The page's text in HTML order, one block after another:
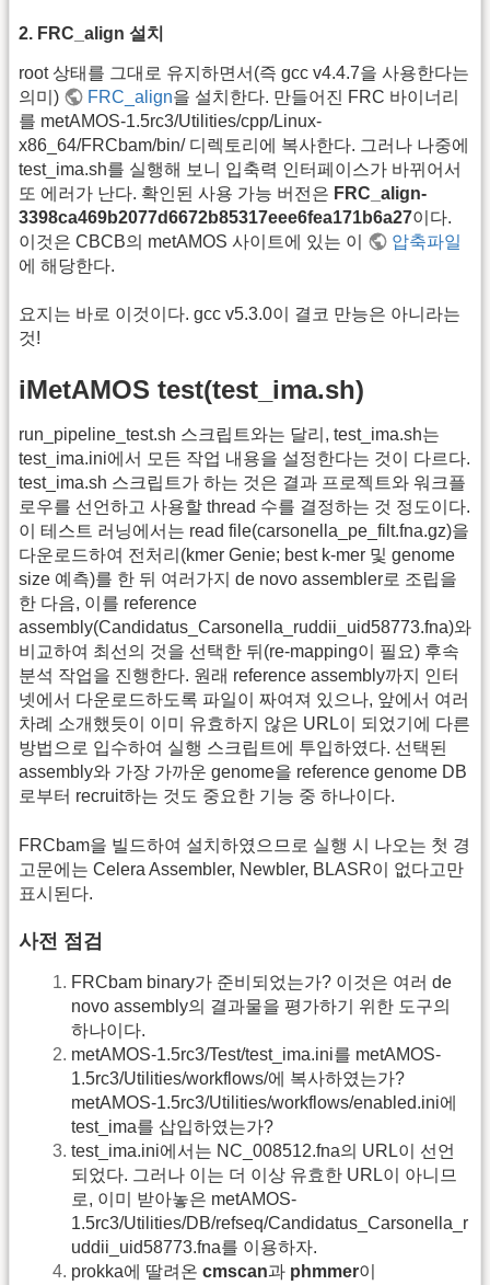
2. FRC_align 설치
root 상태를 그대로 유지하면서(즉 gcc v4.4.7을 사용한다는
의미)
FRC_align을 설치한다. 만들어진 FRC 바이너리
를 metAMOS-1.5rc3/Utilities/cpp/Linux-
x86_64/FRCbam/bin/ 디렉토리에 복사한다. 그러나 나중에
test_ima.sh를 실행해 보니 입축력 인터페이스가 바뀌어서
또 에러가 난다. 확인된 사용 가능 버전은 FRC_align-
3398ca469b2077d6672b85317eee6fea171b6a27이다.
이것은 CBCB의 metAMOS 사이트에 있는 이
압축파일
에 해당한다.
요지는 바로 이것이다. gcc v5.3.0이 결코 만능은 아니라는
것!
iMetAMOS test(test_ima.sh)
run_pipeline_test.sh 스크립트와는 달리, test_ima.sh는
test_ima.ini에서 모든 작업 내용을 설정한다는 것이 다르다.
test_ima.sh 스크립트가 하는 것은 결과 프로젝트와 워크플
로우를 선언하고 사용할 thread 수를 결정하는 것 정도이다.
이 테스트 러닝에서는 read file(carsonella_pe_filt.fna.gz)을
다운로드하여 전처리(kmer Genie; best k-mer 및 genome
size 예측)를 한 뒤 여러가지 de novo assembler로 조립을
한 다음, 이를 reference
assembly(Candidatus_Carsonella_ruddii_uid58773.fna)와
비교하여 최선의 것을 선택한 뒤(re-mapping이 필요) 후속
분석 작업을 진행한다. 원래 reference assembly까지 인터
넷에서 다운로드하도록 파일이 짜여져 있으나, 앞에서 여러
차례 소개했듯이 이미 유효하지 않은 URL이 되었기에 다른
방법으로 입수하여 실행 스크립트에 투입하였다. 선택된
assembly와 가장 가까운 genome을 reference genome DB
로부터 recruit하는 것도 중요한 기능 중 하나이다.
FRCbam을 빌드하여 설치하였으므로 실행 시 나오는 첫 경
고문에는 Celera Assembler, Newbler, BLASR이 없다고만
표시된다.
사전 점검
FRCbam binary가 준비되었는가? 이것은 여러 de
novo assembly의 결과물을 평가하기 위한 도구의
하나이다.
metAMOS-1.5rc3/Test/test_ima.ini를 metAMOS-
1.5rc3/Utilities/workflows/에 복사하였는가?
metAMOS-1.5rc3/Utilities/workflows/enabled.ini에
test_ima를 삽입하였는가?
test_ima.ini에서는 NC_008512.fna의 URL이 선언
되었다. 그러나 이는 더 이상 유효한 URL이 아니므
로, 이미 받아놓은 metAMOS-
1.5rc3/Utilities/DB/refseq/Candidatus_Carsonella_r
uddii_uid58773.fna를 이용하자.
prokka에 딸려온 cmscan과 phmmer이